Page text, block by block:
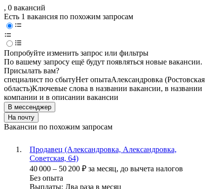
, 0 вакансий
Есть 1 вакансия по похожим запросам
Попробуйте изменить запрос или фильтры
По вашему запросу ещё будут появляться новые вакансии.
Присылать вам?
специалист по сбытуНет опытаАлександровка (Ростовская
область)Ключевые слова в названии вакансии, в названии
компании и в описании вакансии
В мессенджер
На почту
Вакансии по похожим запросам
Продавец (Александровка, Александровка,
Советская, 64)
40 000 – 50 200 ₽ за месяц, до вычета налогов
Без опыта
Выплаты: Два раза в месяц